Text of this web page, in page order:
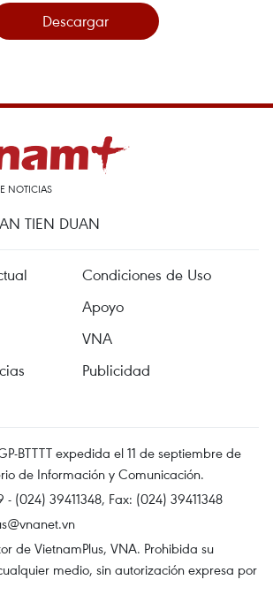
Descargar
NOTICIAS
TIEN DUAN
Condiciones de Uso
Apoyo
VNA
Publicidad
BTTTT expedida el 11 de septiembre de
de Información y Comunicación.
- (024) 39411348, Fax: (024) 39411348
de VietnamPlus, VNA. Prohibida su
medio, sin autorización expresa por